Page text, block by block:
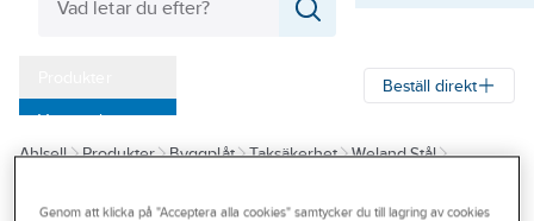
Varumärken
Kampanjer
Outlet
Beställ direkt
Ahlsell Produkter Byggplåt Taksäkerhet
Weland Stål
Genom att klicka på "Acceptera alla cookies" samtycker du till lagring av cookies